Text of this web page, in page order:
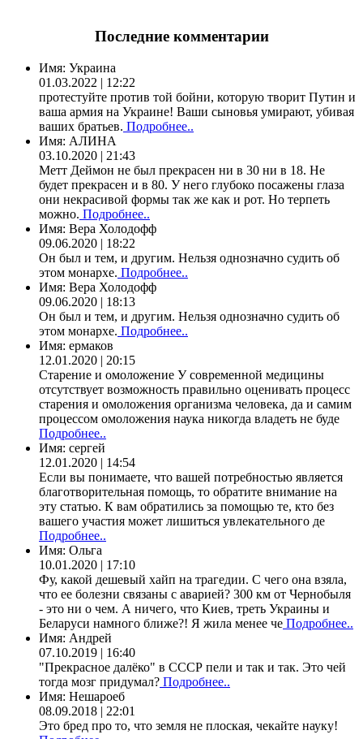
Последние комментарии
Имя: Украина
01.03.2022 | 12:22
протестуйте против той бойни, которую творит Путин и
ваша армия на Украине! Ваши сыновья умирают, убивая
ваших братьев. Подробнее..
Имя: АЛИНА
03.10.2020 | 21:43
Метт Деймон не был прекрасен ни в 30 ни в 18. Не
будет прекрасен и в 80. У него глубоко посажены глаза
они некрасивой формы так же как и рот. Но терпеть
можно. Подробнее..
Имя: Вера Холодофф
09.06.2020 | 18:22
Он был и тем, и другим. Нельзя однозначно судить об
этом монархе. Подробнее..
Имя: Вера Холодофф
09.06.2020 | 18:13
Он был и тем, и другим. Нельзя однозначно судить об
этом монархе. Подробнее..
Имя: ермаков
12.01.2020 | 20:15
Старение и омоложение У современной медицины
отсутствует возможность правильно оценивать процесс
старения и омоложения организма человека, да и самим
процессом омоложения наука никогда владеть не буде
Подробнее..
Имя: сергей
12.01.2020 | 14:54
Если вы понимаете, что вашей потребностью является
благотворительная помощь, то обратите внимание на
эту статью. К вам обратились за помощью те, кто без
вашего участия может лишиться увлекательного де
Подробнее..
Имя: Ольга
10.01.2020 | 17:10
Фу, какой дешевый хайп на трагедии. С чего она взяла,
что ее болезни связаны с аварией? 300 км от Чернобыля
- это ни о чем. А ничего, что Киев, треть Украины и
Беларуси намного ближе?! Я жила менее че Подробнее..
Имя: Андрей
07.10.2019 | 16:40
"Прекрасное далёко" в СССР пели и так и так. Это чей
тогда мозг придумал? Подробнее..
Имя: Нешароеб
08.09.2018 | 22:01
Это бред про то, что земля не плоская, чекайте науку!